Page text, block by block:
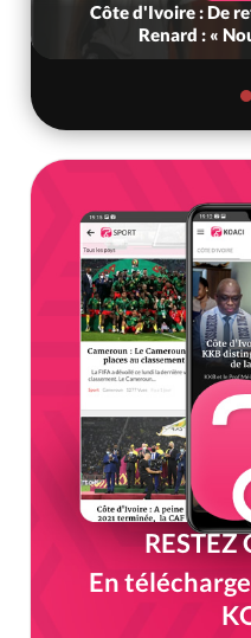
Côte d'Ivoire : De
Renard : «
RESTEZ
En